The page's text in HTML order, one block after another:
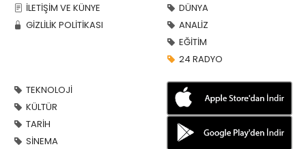
İLETİŞİM VE KÜNYE
GİZLİLİK POLİTİKASI
DÜNYA
ANALİZ
EĞİTİM
24 RADYO
TEKNOLOJİ
KÜLTÜR
TARİH
SİNEMA